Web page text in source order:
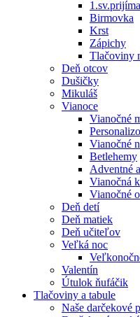
Birmovka
Krst
Zápichy
Tlačoviny
Deň otcov
Dušičky
Mikuláš
Vianoce
Vianočné
Vianočné
Betlehemy
Adventné
Vianočná
Vianočné
Deň detí
Deň matiek
Deň učiteľov
Veľká noc
Valentín
Útulok ňufáčik
Tlačoviny a tabule
Naše darčekové